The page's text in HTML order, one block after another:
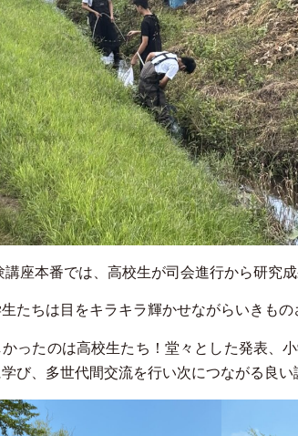
座本番では、高校生が司会進行から研究
たちは目をキラキラ輝かせながらいきも
ったのは高校生たち！堂々とした発表、
び、多世代間交流を行い次につながる良い